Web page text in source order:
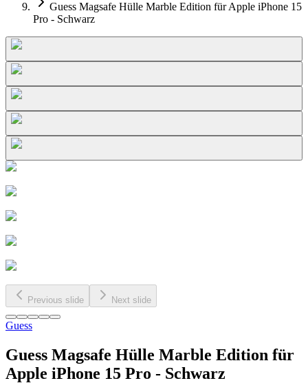
Guess Magsafe Hülle Marble Edition für Apple iPhone 15
Pro - Schwarz
Previous slide Next slide
Guess
Guess Magsafe Hülle Marble Edition für
Apple iPhone 15 Pro - Schwarz